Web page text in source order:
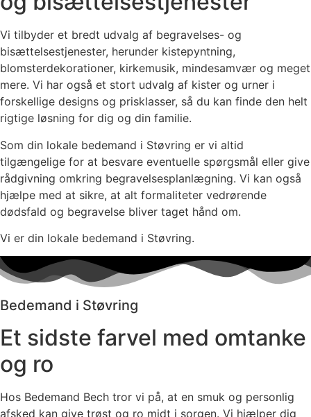
Vi tilbyder et bredt udvalg af begravelses- og
bisættelsestjenester, herunder kistepyntning,
blomsterdekorationer, kirkemusik, mindesamvær og meget
mere. Vi har også et stort udvalg af kister og urner i
forskellige designs og prisklasser, så du kan finde den helt
rigtige løsning for dig og din familie.
Som din lokale bedemand i Støvring er vi altid
tilgængelige for at besvare eventuelle spørgsmål eller give
rådgivning omkring begravelsesplanlægning. Vi kan også
hjælpe med at sikre, at alt formaliteter vedrørende
dødsfald og begravelse bliver taget hånd om.
Vi er din lokale bedemand i Støvring.
Bedemand i Støvring
Et sidste farvel med omtanke
og ro
Hos Bedemand Bech tror vi på, at en smuk og personlig
afsked kan give trøst og ro midt i sorgen. Vi hjælper dig